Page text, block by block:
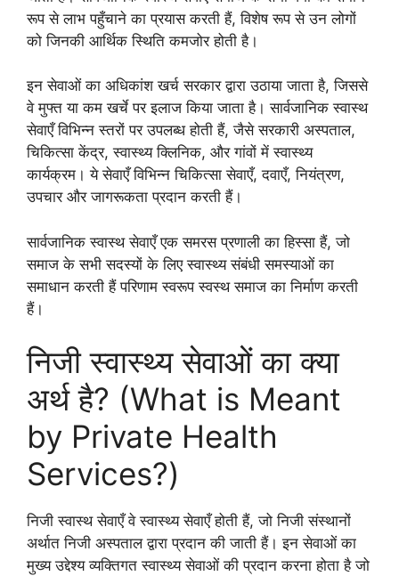
रूप से लाभ पहुँचाने का प्रयास करती हैं, विशेष रूप से उन लोगों
को जिनकी आर्थिक स्थिति कमजोर होती है।
इन सेवाओं का अधिकांश खर्च सरकार द्वारा उठाया जाता है, जिससे
वे मुफ्त या कम खर्चे पर इलाज किया जाता है। सार्वजानिक स्वास्थ
सेवाएँ विभिन्न स्तरों पर उपलब्ध होती हैं, जैसे सरकारी अस्पताल,
चिकित्सा केंद्र, स्वास्थ्य क्लिनिक, और गांवों में स्वास्थ्य
कार्यक्रम। ये सेवाएँ विभिन्न चिकित्सा सेवाएँ, दवाएँ, नियंत्रण,
उपचार और जागरूकता प्रदान करती हैं।
सार्वजानिक स्वास्थ सेवाएँ एक समरस प्रणाली का हिस्सा हैं, जो
समाज के सभी सदस्यों के लिए स्वास्थ्य संबंधी समस्याओं का
समाधान करती हैं परिणाम स्वरूप स्वस्थ समाज का निर्माण करती
हैं।
निजी स्वास्थ्य सेवाओं का क्या
अर्थ है? (What is Meant
by Private Health
Services?)
निजी स्वास्थ सेवाएँ वे स्वास्थ्य सेवाएँ होती हैं, जो निजी संस्थानों
अर्थात निजी अस्पताल द्वारा प्रदान की जाती हैं। इन सेवाओं का
मुख्य उद्देश्य व्यक्तिगत स्वास्थ्य सेवाओं की प्रदान करना होता है जो